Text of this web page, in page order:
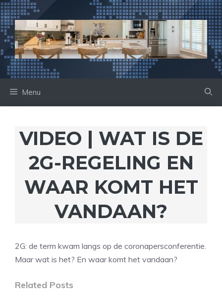
Ga
naar
de
inhoud
Menu
VIDEO | WAT IS DE
2G-REGELING EN
WAAR KOMT HET
VANDAAN?
2G: de term kwam langs op de coronapersconferentie.
Maar wat is het? En waar komt het vandaan?
Related Posts